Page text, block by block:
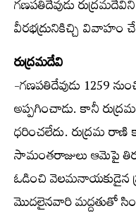
గణపతిదేవుడు
వీరభద్రునికిచ్చి వివాహం
రుద్రమదేవి
-గణపతిదేవుడు 1259
అప్పగించాడు. కానీ
ధరించలేదు. రుద్రమ
సామంతరాజులు ఆమెపై
ఓడించి వెలమనాయకుడైన
మొదలైనవారి మద్దతుతో